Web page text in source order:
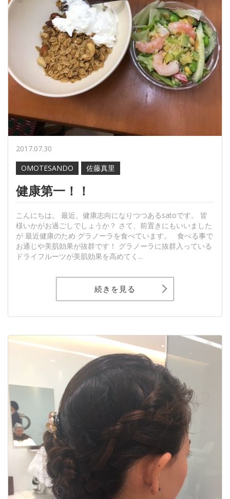
2017.07.30
OMOTESANDO
佐藤真里
健康第一！！
こんにちは。 最近、健康志向になりつつあるsatoです。 皆
様いかがお過ごしでしょうか？ さて、前置きにもいいました
が 最近健康のため グラノーラを食べています。 食べる事で
お通じや美肌効果が抜群です！ グラノーラに抜群入っている
ドライフルーツが美肌効果を高めてく...
続きを見る